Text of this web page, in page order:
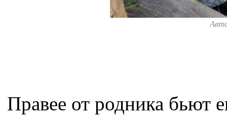
Правее от родника бьют